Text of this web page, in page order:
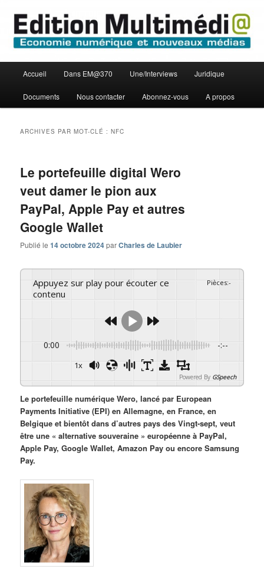
contenu
principal
contenu
secondaire
Edition Multimédi@
principal
Accueil Dans EM@370 Une/Interviews Juridique
Documents Nous contacter Abonnez-vous A propos
ARCHIVES PAR MOT-CLÉ :NFC
Le portefeuille digital Wero
veut damer le pion aux
PayPal, Apple Pay et autres
Google Wallet
Publié le14 octobre 2024parCharles de Laubier
Appuyez sur play pour écouter ce
contenu
Pièces:-
0:00 -:--
1x
Powered By GSpeech
Le portefeuille numérique Wero, lancé par European
Payments Initiative (EPI) en Allemagne, en France, en
Belgique et bientôt dans d’autres pays des Vingt-sept, veut
être une « alternative souveraine » européenne à PayPal,
Apple Pay, Google Wallet, Amazon Pay ou encore Samsung
Pay.